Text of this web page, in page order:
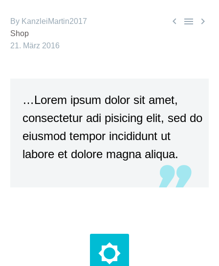
  
By KanzleiMartin2017
Shop
21. März 2016
…Lorem ipsum dolor sit amet,
consectetur adi pisicing elit, sed do
eiusmod tempor incididunt ut
labore et dolore magna aliqua.

